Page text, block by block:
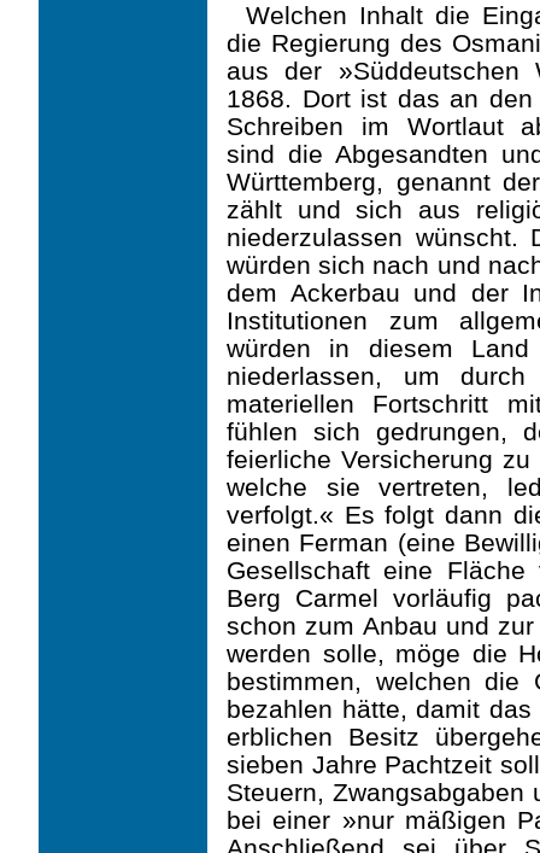
Welchen Inhalt die
die Regierung des
aus der
1868. Dort ist das an
Schreiben im Wortlaut
sind die Abgesandten
Württemberg, genannt
zählt und sich aus
niederzulassen wünscht.
würden sich nach und
dem Ackerbau und der
Institutionen zum
würden in diesem
niederlassen, um
materiellen Fortschritt
fühlen sich gedrungen,
feierliche Versicherung
welche sie vertreten,
verfolgt.« Es folgt dann
einen Ferman (eine
Gesellschaft eine
Berg Carmel vorläufig
schon zum Anbau und
werden solle, möge die
bestimmen, welchen die
bezahlen hätte, damit
erblichen Besitz
sieben Jahre Pachtzeit
Steuern, Zwangsabgaben
bei einer »nur mäßigen